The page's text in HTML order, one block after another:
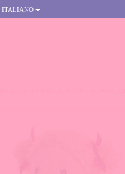
ITALIANO